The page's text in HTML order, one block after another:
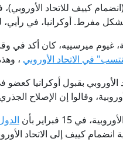
كييف للاتحاد
أوكرانيا، في رأيي، لن
غيوم ميرسييه، كان أكد في
في الاتحاد الأوروبي ،
وقالوا إن الإصلاح
15 فبراير بأن
كييف إلى الاتحاد